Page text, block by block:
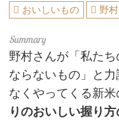
おいしいもの 野
野村さんが「私た
ならないもの」と
なくやってくる新米
りのおいしい握り